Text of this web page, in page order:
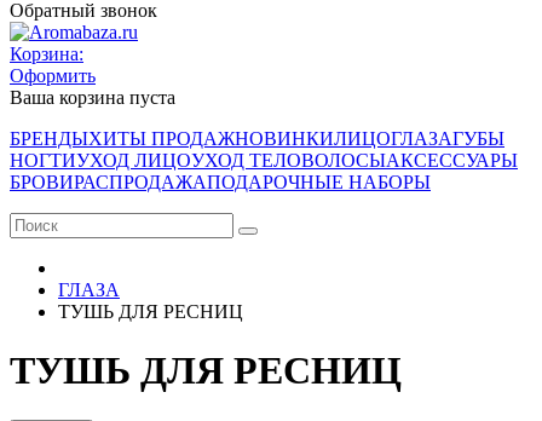
Обратный звонок
Корзина:
Оформить
Ваша корзина пуста
БРЕНДЫХИТЫ ПРОДАЖНОВИНКИЛИЦОГЛАЗАГУБЫ
НОГТИУХОД ЛИЦОУХОД ТЕЛОВОЛОСЫАКСЕССУАРЫ
БРОВИРАСПРОДАЖАПОДАРОЧНЫЕ НАБОРЫ
ГЛАЗА
ТУШЬ ДЛЯ РЕСНИЦ
ТУШЬ ДЛЯ РЕСНИЦ